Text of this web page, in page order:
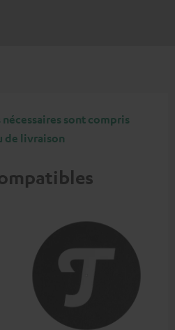
nécessaires sont compris
de livraison